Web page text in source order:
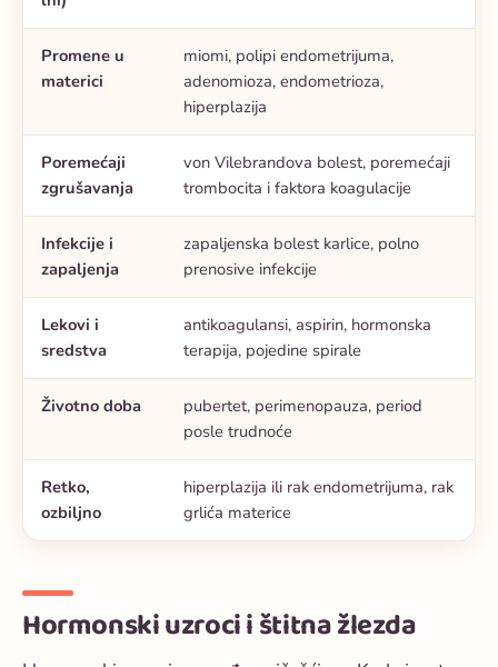
Promene u
materici
miomi, polipi endometrijuma,
adenomioza, endometrioza,
hiperplazija
Poremećaji
zgrušavanja
von Vilebrandova bolest, poremećaji
trombocita i faktora koagulacije
Infekcije i
zapaljenja
zapaljenska bolest karlice, polno
prenosive infekcije
Lekovi i
sredstva
antikoagulansi, aspirin, hormonska
terapija, pojedine spirale
Životno doba
pubertet, perimenopauza, period
posle trudnoće
Retko,
ozbiljno
hiperplazija ili rak endometrijuma, rak
grlića materice
Hormonski uzroci i štitna žlezda